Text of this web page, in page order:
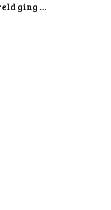
ging …